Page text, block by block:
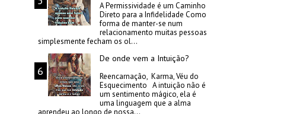
A Permissividade é um Caminho
Direto para a Infidelidade Como
forma de manter-se num
relacionamento muitas pessoas
simplesmente fecham os ol...
De onde vem a Intuição?
Reencarnação, Karma, Véu do
Esquecimento A intuição não é
um sentimento mágico, ela é
uma linguagem que a alma
aprendeu ao longo de nossa...